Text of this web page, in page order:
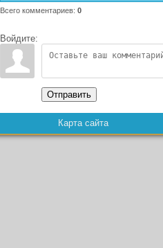
Всего комментариев: 0
Войдите:
Отправить
Карта сайта